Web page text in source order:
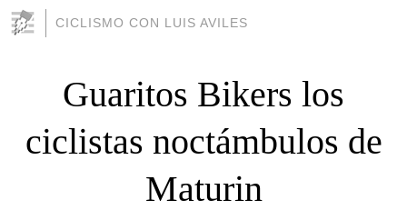
CICLISMO CON LUIS AVILES
Guaritos Bikers los
ciclistas noctámbulos de
Maturin